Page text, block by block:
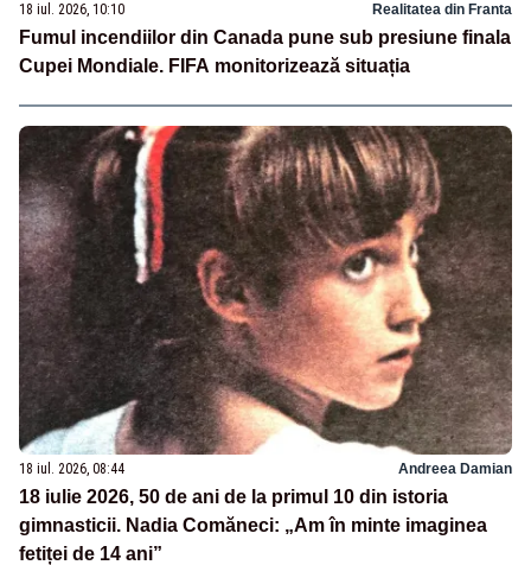
18 iul. 2026, 10:10 Realitatea din Franta
Fumul incendiilor din Canada pune sub presiune finala
Cupei Mondiale. FIFA monitorizează situația
18 iul. 2026, 08:44 Andreea Damian
18 iulie 2026, 50 de ani de la primul 10 din istoria
gimnasticii. Nadia Comăneci: „Am în minte imaginea
fetiței de 14 ani”